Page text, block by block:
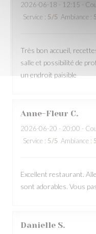
2026-06-18 - 12:15 -
Service : 5/5 Ambiance : 5
Très bon accueil,
salle et possibilité de
un endroit paisible
Anne-Fleur C
2026-06-20 - 20:00 -
Service : 5/5 Ambiance :
Excellent restaurant.
sont adorables. Vous
Danielle S